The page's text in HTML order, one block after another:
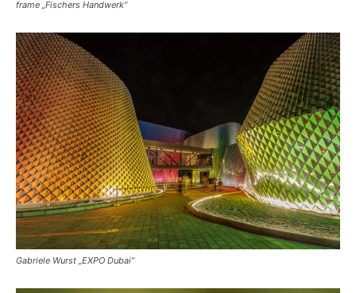
frame „Fischers Handwerk“
Gabriele Wurst „EXPO Dubai“